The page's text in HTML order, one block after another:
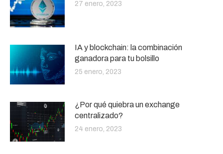
27 enero, 2023
IA y blockchain: la combinación
ganadora para tu bolsillo
25 enero, 2023
¿Por qué quiebra un exchange
centralizado?
24 enero, 2023